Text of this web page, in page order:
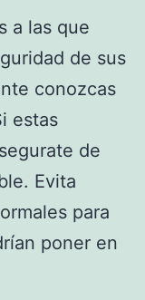
a las que
de sus
conozcas
estas
de
Evita
para
poner en